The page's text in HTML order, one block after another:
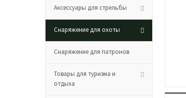
Аксессуары для стрельбы
Снаряжение для охоты
Снаряжение для патронов
Товары для туризма и
отдыха